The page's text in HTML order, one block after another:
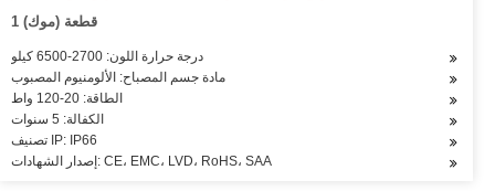
1 قطعة (موك)
درجة حرارة اللون: 2700-6500 كيلو
مادة جسم المصباح: الألومنيوم المصبوب
الطاقة: 20-120 واط
الكفالة: 5 سنوات
تصنيف IP: IP66
إصدار الشهادات: CE، EMC، LVD، RoHS، SAA